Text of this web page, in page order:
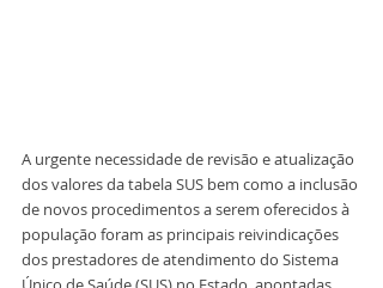
A urgente necessidade de revisão e atualização
dos valores da tabela SUS bem como a inclusão
de novos procedimentos a serem oferecidos à
população foram as principais reivindicações
dos prestadores de atendimento do Sistema